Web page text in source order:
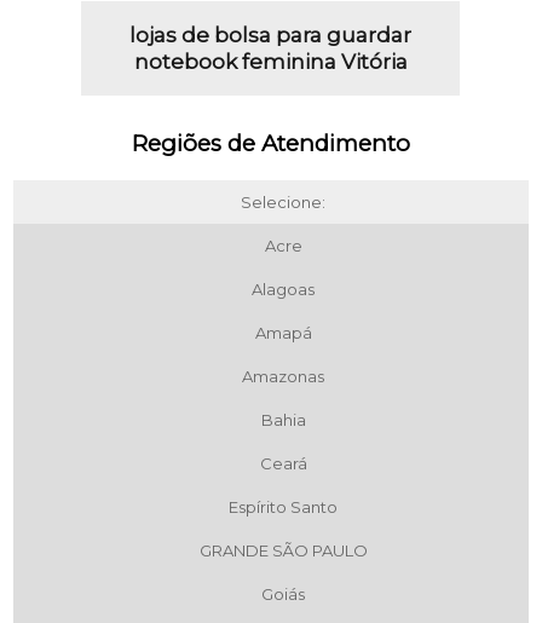
lojas de bolsa para guardar
notebook feminina Vitória
Regiões de Atendimento
Selecione:
Acre
Alagoas
Amapá
Amazonas
Bahia
Ceará
Espírito Santo
GRANDE SÃO PAULO
Goiás